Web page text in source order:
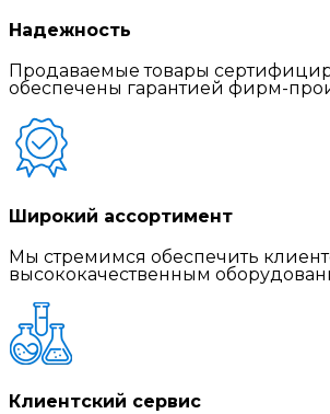
Надежность
Продаваемые товары
обеспечены гарантией фирм-
Широкий ассортимент
Мы стремимся обеспечить
высококачественным
Клиентский сервис